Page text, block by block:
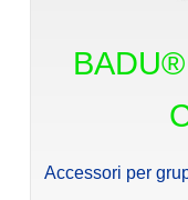
Accessori per